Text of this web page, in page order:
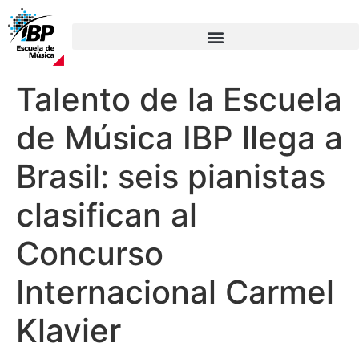
Talento de la Escuela
de Música IBP llega a
Brasil: seis pianistas
clasifican al
Concurso
Internacional Carmel
Klavier